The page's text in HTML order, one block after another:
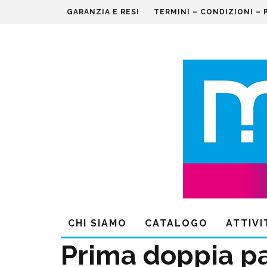
GARANZIA E RESI TERMINI – CONDIZIONI –
CHI SIAMO CATALOGO
Prima doppia